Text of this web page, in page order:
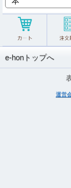
e-honトップへ
運営